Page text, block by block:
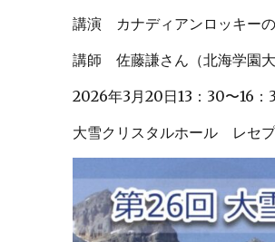
講演 カナディアンロッキー
講師 佐藤謙さん（北海学園
2026年3月20日13：30〜16：
大雪クリスタルホール レセ